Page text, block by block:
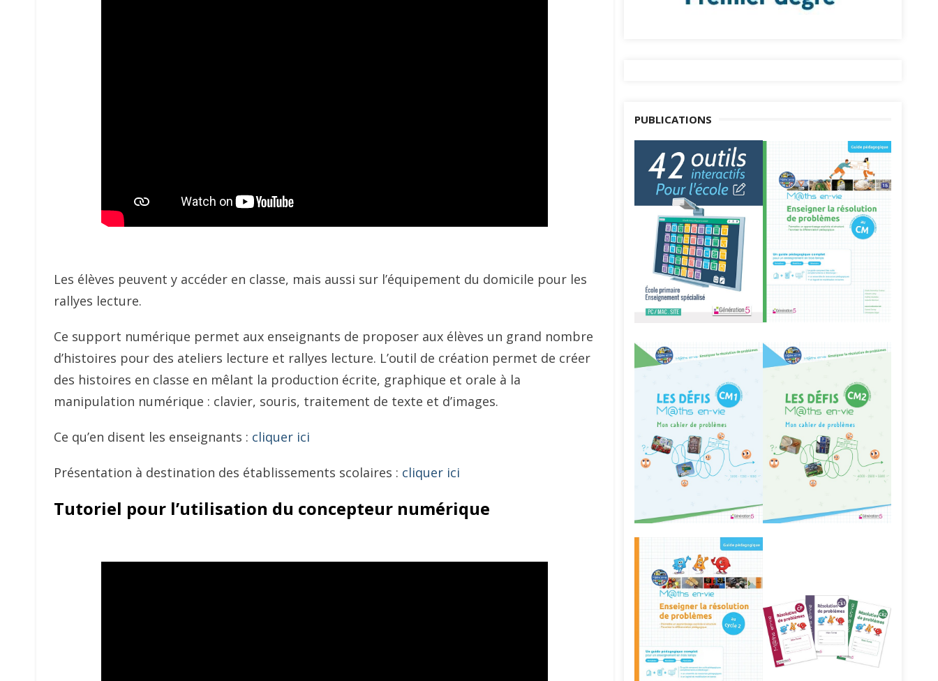
Les élèves peuvent y accéder en classe, mais aussi sur l’équipement du domicile pour les
rallyes lecture.
Ce support numérique permet aux enseignants de proposer aux élèves un grand nombre
d’histoires pour des ateliers lecture et rallyes lecture. L’outil de création permet de créer
des histoires en classe en mêlant la production écrite, graphique et orale à la
manipulation numérique : clavier, souris, traitement de texte et d’images.
Ce qu’en disent les enseignants : cliquer ici
Présentation à destination des établissements scolaires : cliquer ici
Tutoriel pour l’utilisation du concepteur numérique
PUBLICATIONS